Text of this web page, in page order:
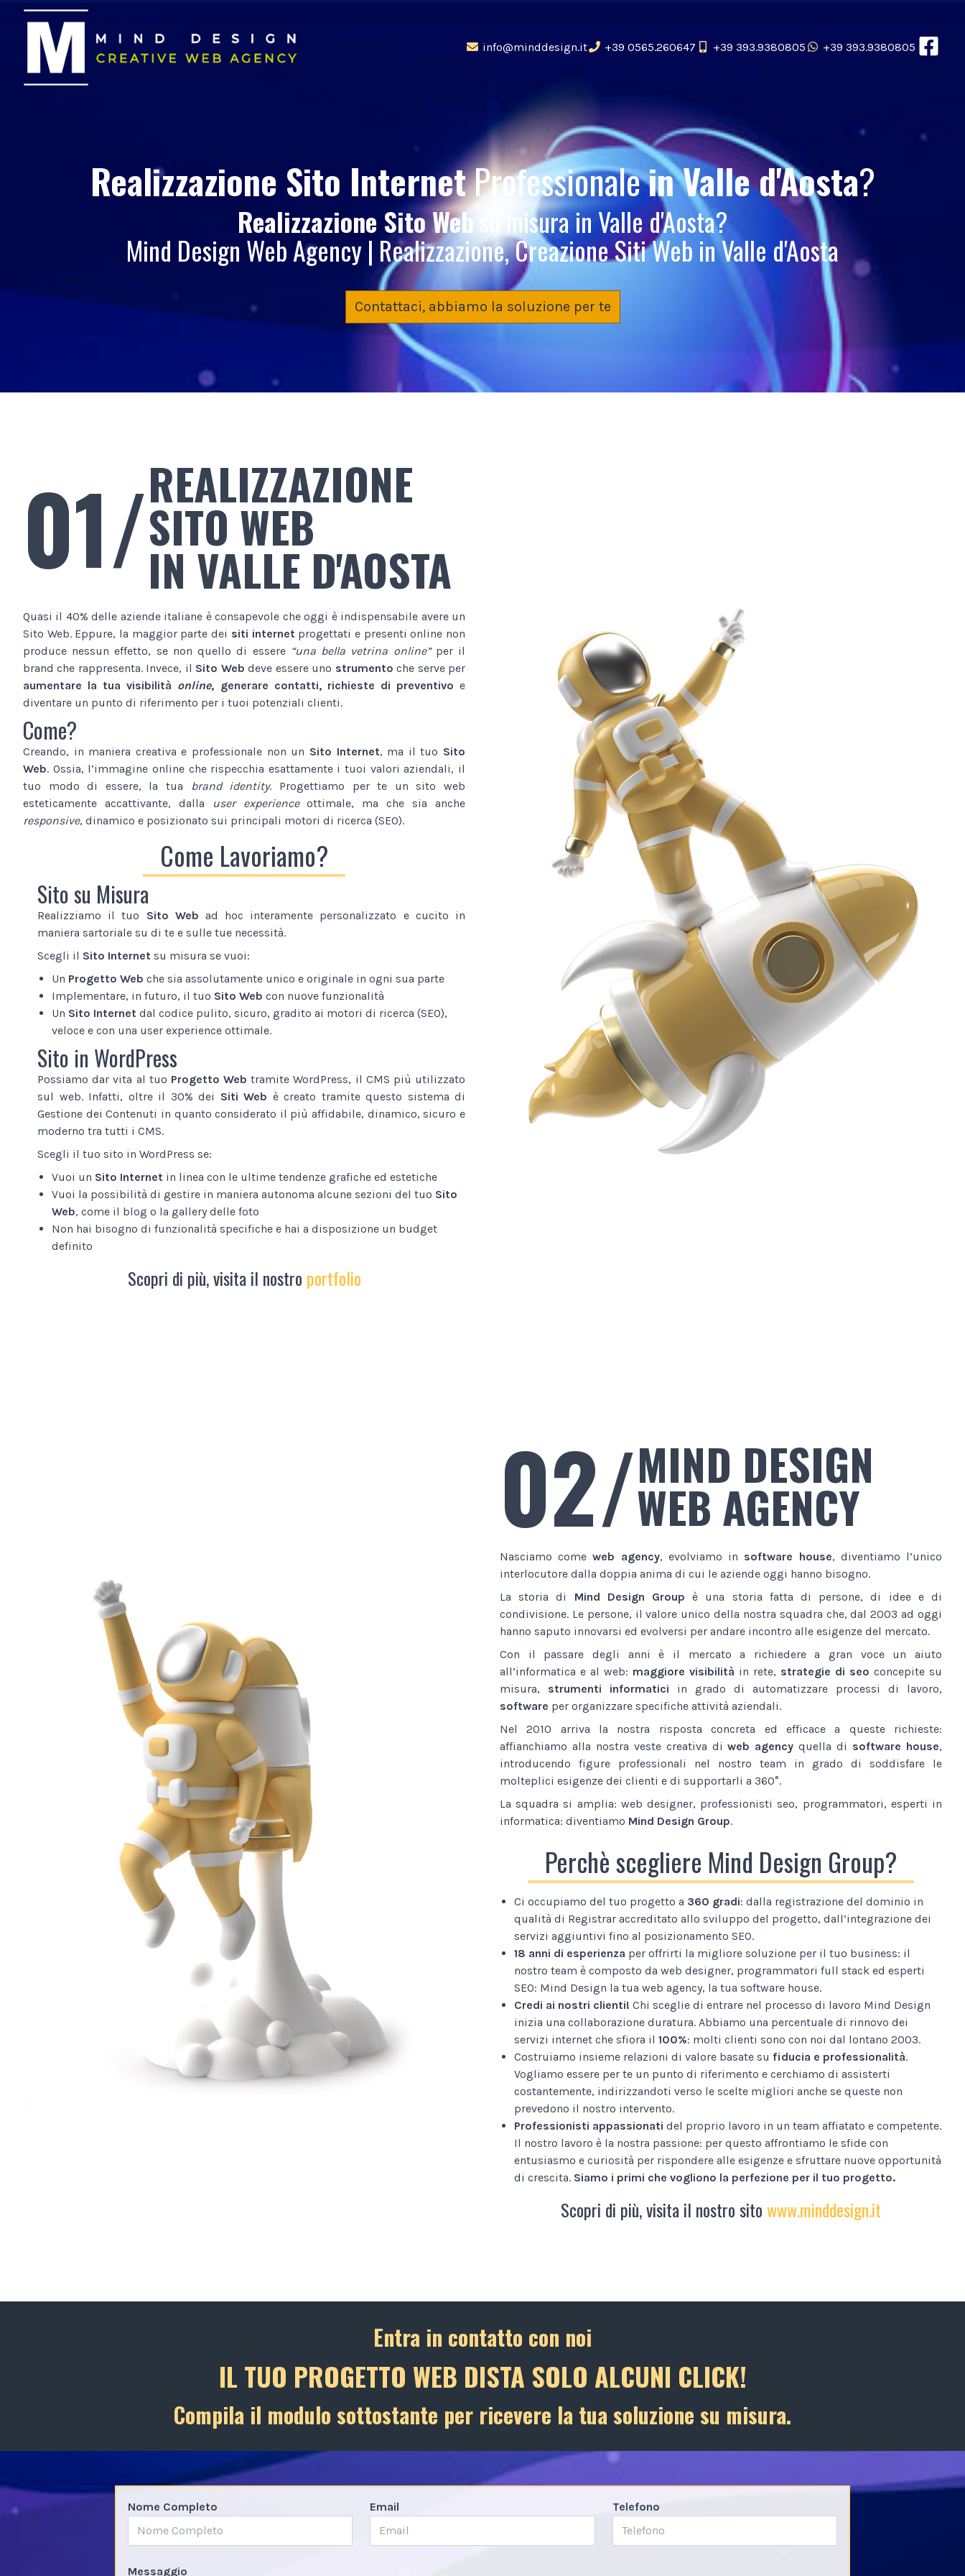
info@minddesign.it +39 0565.260647 +39 393.9380805 +39 393.9380805
Realizzazione Sito InternetProfessionalein Valle d'Aosta?
Realizzazione Sito Web su misura in Valle d'Aosta?
Mind Design Web Agency | Realizzazione, Creazione Siti Web in Valle d'Aosta
Contattaci, abbiamo la soluzione per te
01/REALIZZAZIONE
SITO WEB
IN VALLE D'AOSTA
Quasi il 40% delle aziende italiane è consapevole che oggi è indispensabile avere un
Sito Web. Eppure, la maggior parte dei siti internet progettati e presenti online non
produce nessun effetto, se non quello di essere “una bella vetrina online”per il
brand che rappresenta. Invece, il Sito Web deve essere uno strumento che serve per
aumentare la tua visibilità online, generare contatti, richieste di preventivo e
diventare un punto di riferimento per i tuoi potenziali clienti.
Come?
Creando, in maniera creativa e professionale non un Sito Internet, ma il tuo Sito
Web. Ossia, l’immagine online che rispecchia esattamente i tuoi valori aziendali, il
tuo modo di essere, la tua
brand identity. Progettiamo per te un sito web
esteticamente accattivante, dalla
user experienceottimale, ma che sia anche
responsive, dinamico e posizionato sui principali motori di ricerca (SEO).
Come Lavoriamo?
Sito su Misura
Realizziamo il tuo Sito Web ad hoc interamente personalizzato e cucito in
maniera sartoriale su di te e sulle tue necessità.
Scegli il Sito Internet su misura se vuoi:
Un Progetto Web che sia assolutamente unico e originale in ogni sua parte
Implementare, in futuro, il tuo Sito Web con nuove funzionalità
Un Sito Internet dal codice pulito, sicuro, gradito ai motori di ricerca (SEO),
veloce e con una user experience ottimale.
Sito in WordPress
Possiamo dar vita al tuo Progetto Web tramite WordPress, il CMS più utilizzato
sul web. Infatti, oltre il 30% dei Siti Web è creato tramite questo sistema di
Gestione dei Contenuti in quanto considerato il più affidabile, dinamico, sicuro e
moderno tra tutti i CMS.
Scegli il tuo sito in WordPress se:
Vuoi un Sito Internet in linea con le ultime tendenze grafiche ed estetiche
Vuoi la possibilità di gestire in maniera autonoma alcune sezioni del tuo Sito
Web, come il blog o la gallery delle foto
Non hai bisogno di funzionalità specifiche e hai a disposizione un budget
definito
Scopri di più, visita il nostro portfolio
02/MIND DESIGN
WEB AGENCY
Nasciamo comeweb agency, evolviamo in software house, diventiamo l’unico
interlocutore dalla doppia anima di cui le aziende oggi hanno bisogno.
La storia di Mind Design Group è una storia fatta di persone, di idee e di
condivisione. Le persone, il valore unico della nostra squadra che, dal 2003 ad oggi
hanno saputo innovarsi ed evolversi per andare incontro alle esigenze del mercato.
Con il passare degli anni è il mercato a richiedere a gran voce un aiuto
all’informatica e al web: maggiore visibilità in rete, strategie di seo concepite su
misura, strumenti informatici in grado di automatizzare processi di lavoro,
software per organizzare specifiche attività aziendali.
Nel 2010 arriva la nostra risposta concreta ed efficace a queste richieste:
affianchiamo alla nostra veste creativa diweb agency quella di software house,
introducendo figure professionali nel nostro team in grado di soddisfare le
molteplici esigenze dei clienti e di supportarli a 360°.
La squadra si amplia: web designer, professionisti seo, programmatori, esperti in
informatica: diventiamo Mind Design Group.
Perchè scegliere Mind Design Group?
Ci occupiamo del tuo progetto a 360 gradi: dalla registrazione del dominio in
qualità di Registrar accreditato allo sviluppo del progetto, dall’integrazione dei
servizi aggiuntivi fino al posizionamento SEO.
18 anni di esperienza per offrirti la migliore soluzione per il tuo business: il
nostro team è composto da web designer, programmatori full stack ed esperti
SEO: Mind Design la tua web agency, la tua software house.
Credi ai nostri clienti! Chi sceglie di entrare nel processo di lavoro Mind Design
inizia una collaborazione duratura. Abbiamo una percentuale di rinnovo dei
servizi internet che sfiora il 100%: molti clienti sono con noi dal lontano 2003.
Costruiamo insieme relazioni di valore basate su fiducia e professionalità.
Vogliamo essere per te un punto di riferimento e cerchiamo di assisterti
costantemente, indirizzandoti verso le scelte migliori anche se queste non
prevedono il nostro intervento.
Professionisti appassionati del proprio lavoro in un team affiatato e competente.
Il nostro lavoro è la nostra passione: per questo affrontiamo le sfide con
entusiasmo e curiosità per rispondere alle esigenze e sfruttare nuove opportunità
di crescita. Siamo i primi che vogliono la perfezione per il tuo progetto.
Scopri di più, visita il nostro sitowww.minddesign.it
Entra in contatto con noi
IL TUO PROGETTO WEB DISTA SOLO ALCUNI CLICK!
Compila il modulo sottostante per ricevere la tua soluzione su misura.
Nome Completo Email Telefono
Messaggio